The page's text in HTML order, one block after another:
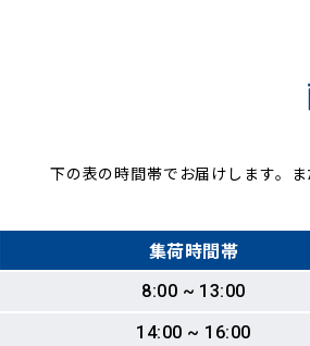
下の表の時間帯でお届けします。
集荷時間帯
8:00 ~ 13:00
14:00 ~ 16:00